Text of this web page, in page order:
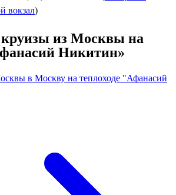
вокзал)
из Москвы на
Никитин»
в Москву на теплоходе "Афанасий